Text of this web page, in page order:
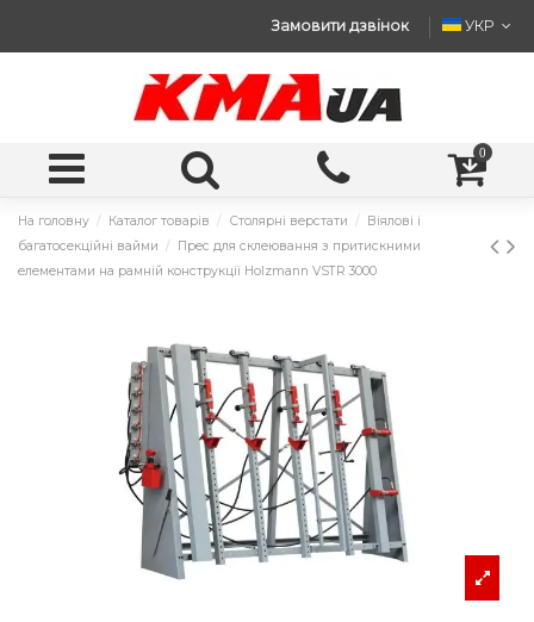
Замовити дзвінок УКР
0
На головну Каталог товарів Столярні верстати
Віялові і
багатосекційні вайми
Прес для склеювання з притискними
елементами на рамній конструкції Holzmann VSTR 3000